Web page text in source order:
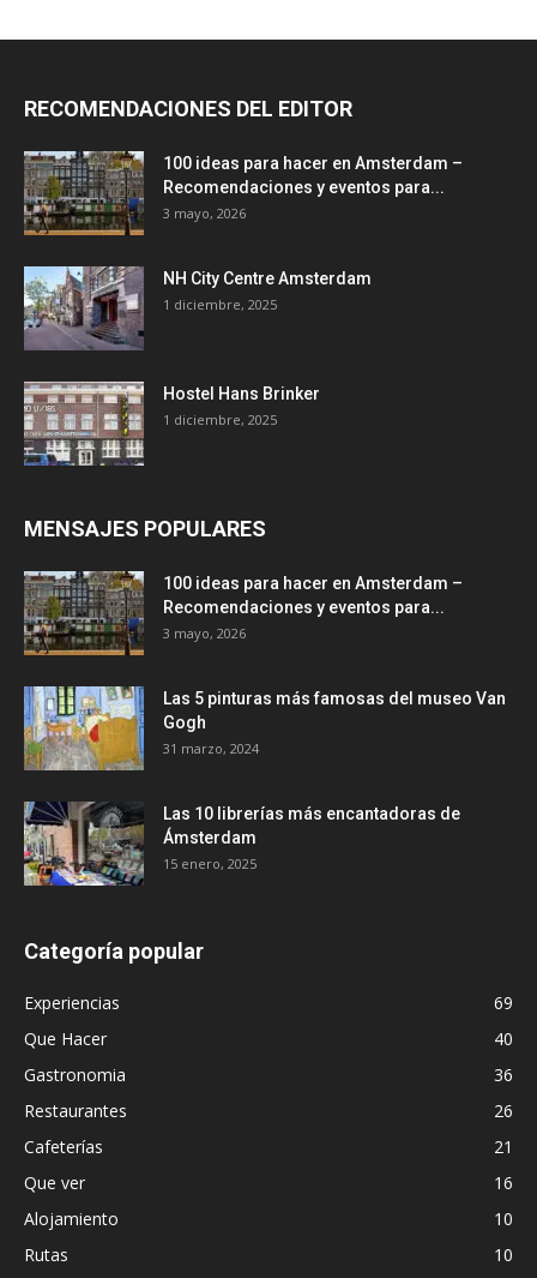
RECOMENDACIONES DEL EDITOR
100 ideas para hacer en Amsterdam –
Recomendaciones y eventos para...
3 mayo, 2026
NH City Centre Amsterdam
1 diciembre, 2025
Hostel Hans Brinker
1 diciembre, 2025
MENSAJES POPULARES
100 ideas para hacer en Amsterdam –
Recomendaciones y eventos para...
3 mayo, 2026
Las 5 pinturas más famosas del museo Van
Gogh
31 marzo, 2024
Las 10 librerías más encantadoras de
Ámsterdam
15 enero, 2025
Categoría popular
Experiencias
69
Que Hacer
40
Gastronomia
36
Restaurantes
26
Cafeterías
21
Que ver
16
Alojamiento
10
Rutas
10